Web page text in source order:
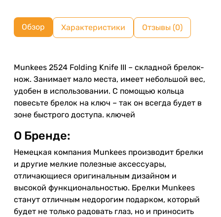
Обзор Характеристики Отзывы (0)
Munkees 2524 Folding Knife III – складной брелок-
нож. Занимает мало места, имеет небольшой вес,
удобен в использовании. С помощью кольца
повесьте брелок на ключ – так он всегда будет в
зоне быстрого доступа. ключей
О Бренде:
Немецкая компания Munkees производит брелки
и другие мелкие полезные аксессуары,
отличающиеся оригинальным дизайном и
высокой функциональностью. Брелки Munkees
станут отличным недорогим подарком, который
будет не только радовать глаз, но и приносить